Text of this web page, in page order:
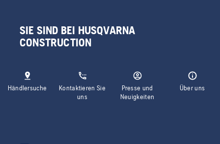
SIE SIND BEI HUSQVARNA
CONSTRUCTION
Händlersuche
Kontaktieren Sie
uns
Presse und
Neuigkeiten
Über uns